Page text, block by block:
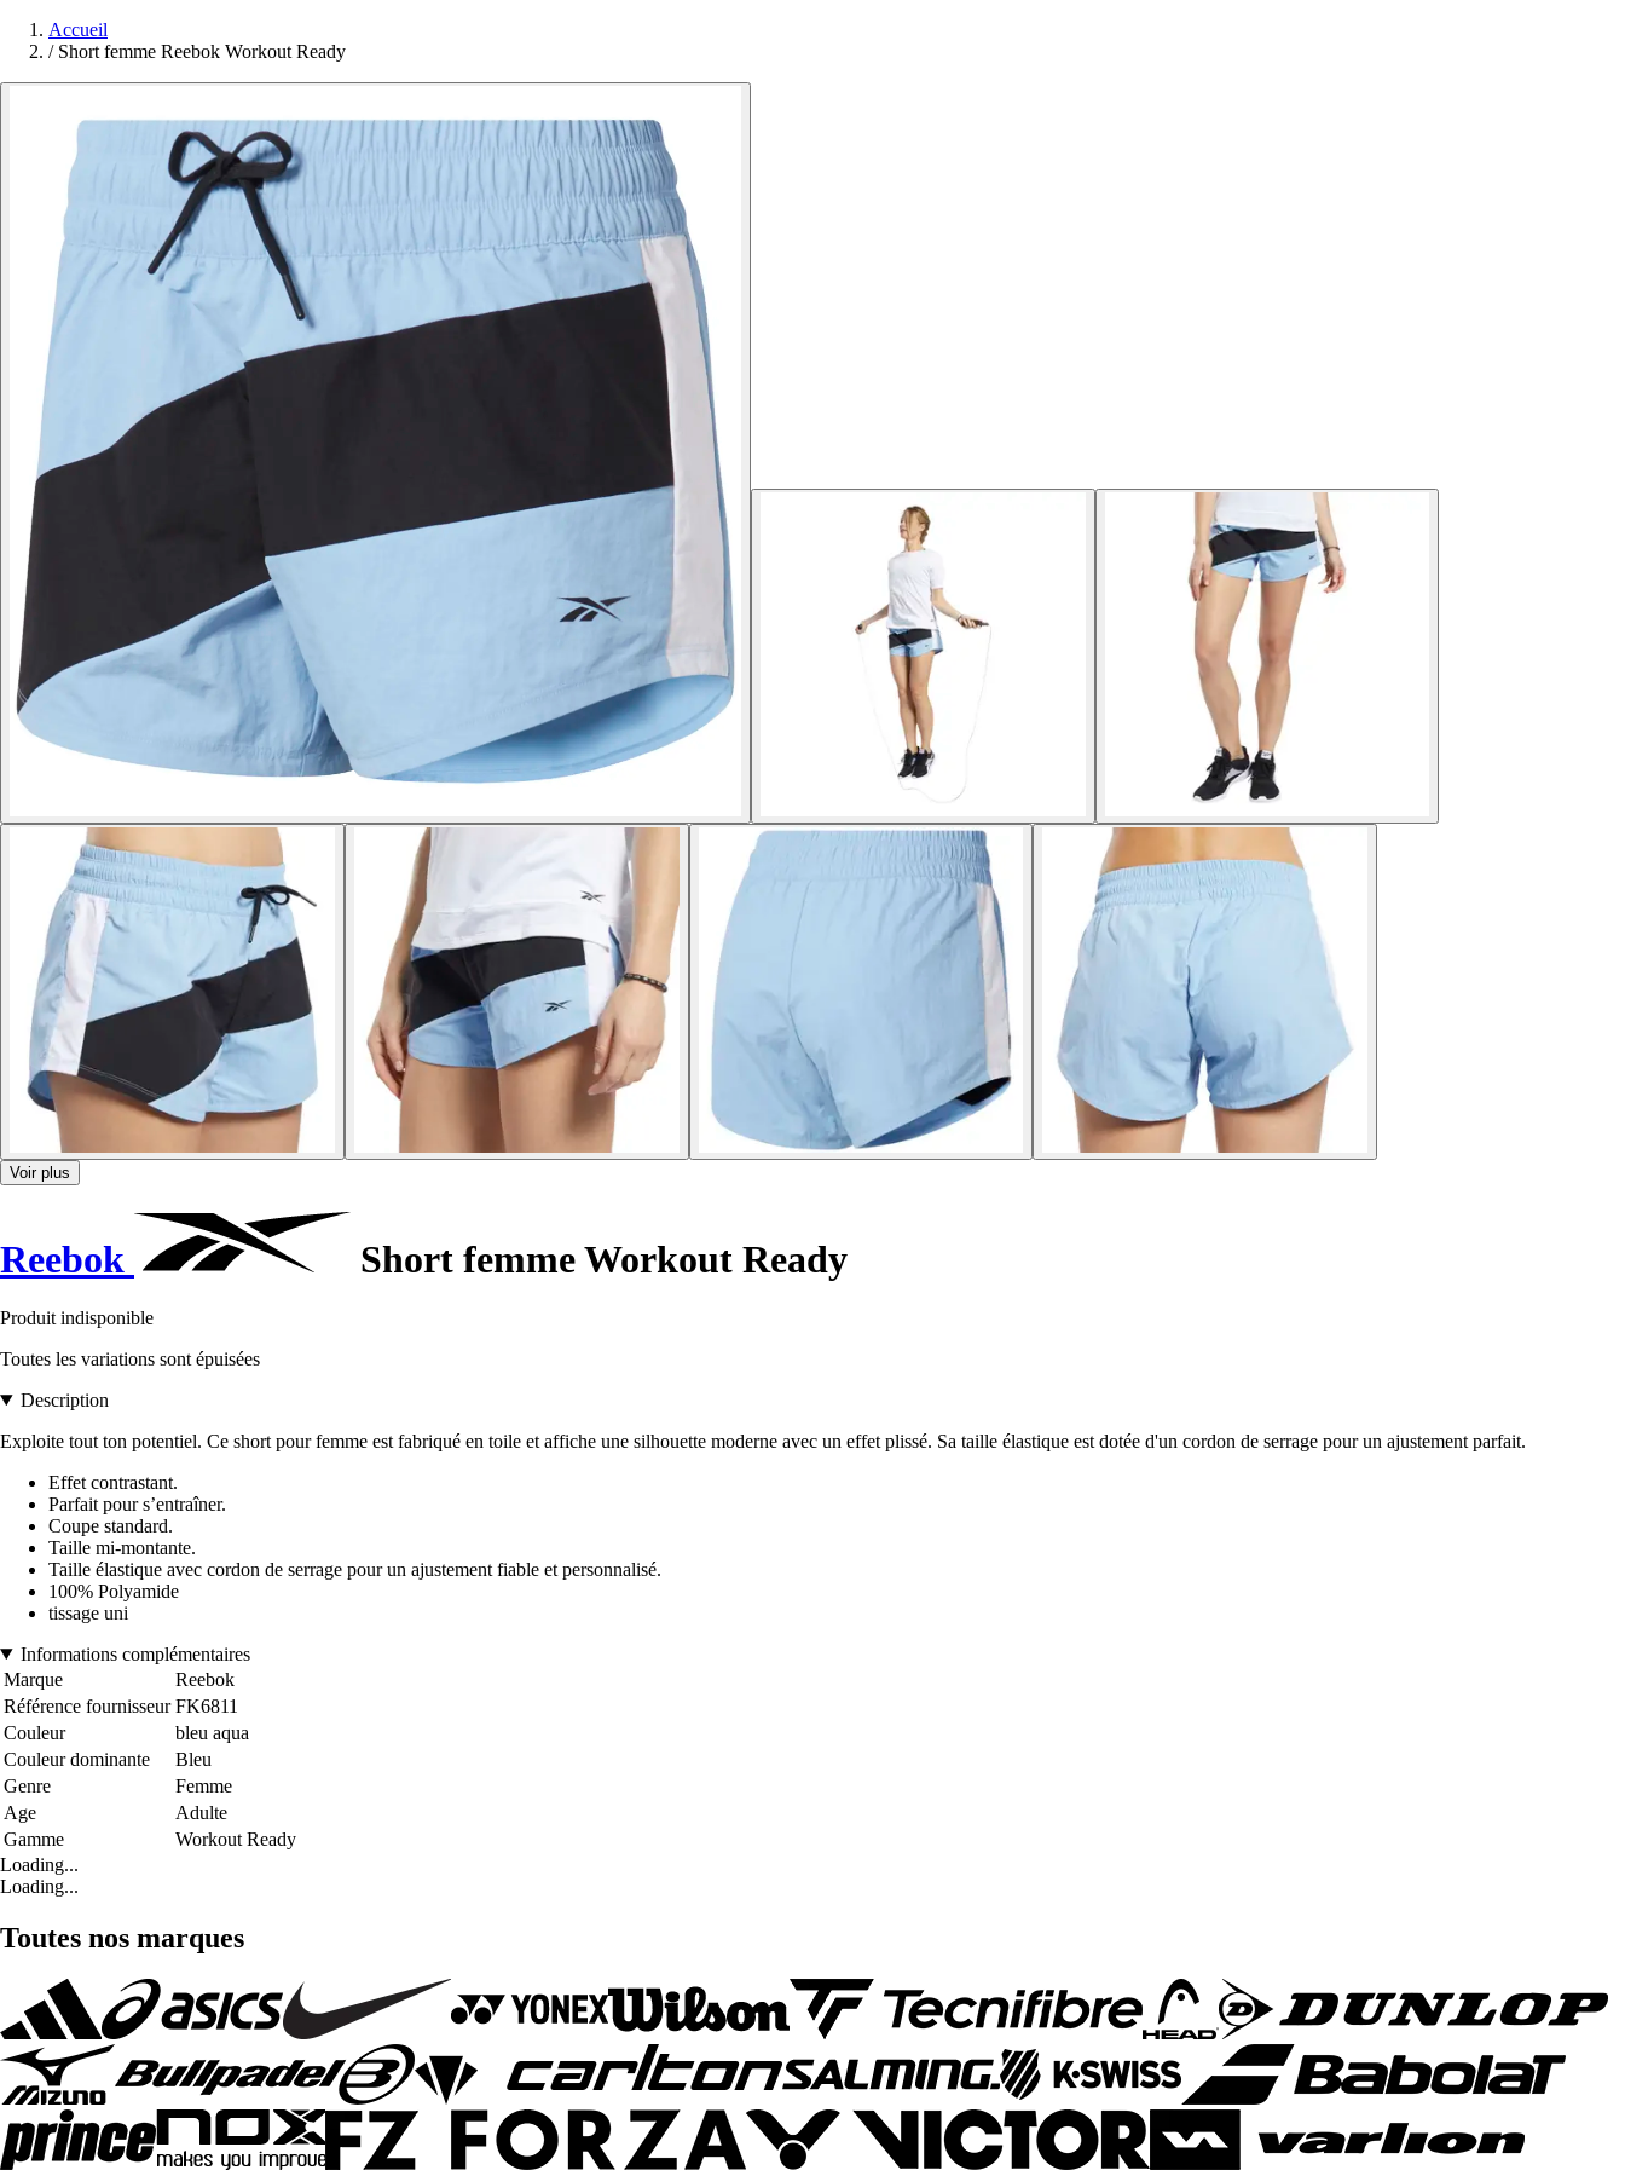
Accueil
/ Short femme Reebok Workout Ready
Voir plus
Reebok Short femme Workout Ready
Produit indisponible
Toutes les variations sont épuisées
Description
Exploite tout ton potentiel. Ce short pour femme est fabriqué en toile et affiche une silhouette moderne avec un effet plissé. Sa taille élastique est dotée d'un cordon de serrage pour un ajustement parfait.
Effet contrastant.
Parfait pour s’entraîner.
Coupe standard.
Taille mi-montante.
Taille élastique avec cordon de serrage pour un ajustement fiable et personnalisé.
100% Polyamide
tissage uni
Informations complémentaires
Marque
Reebok
Référence fournisseur FK6811
Couleur
bleu aqua
Couleur dominante
Bleu
Genre
Femme
Age
Adulte
Gamme
Workout Ready
Loading...
Loading...
Toutes nos marques